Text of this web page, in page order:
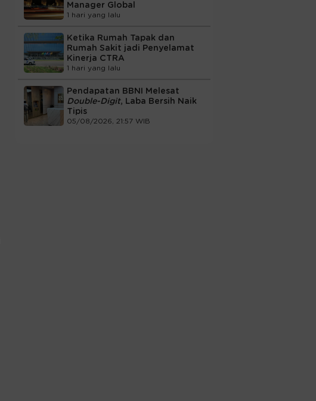
Manager Global
1 hari yang lalu
Ketika Rumah Tapak dan
Rumah Sakit jadi Penyelamat
Kinerja CTRA
1 hari yang lalu
Pendapatan BBNI Melesat
Double-Digit, Laba Bersih Naik
Tipis
05/08/2026, 21:57 WIB